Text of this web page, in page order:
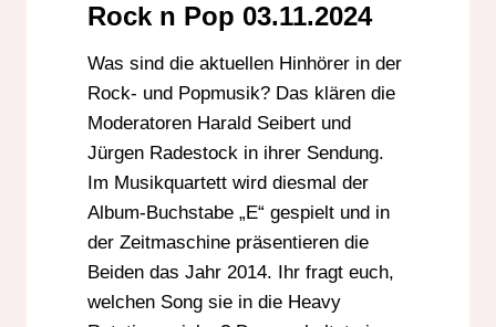
Rock n Pop 03.11.2024
Was sind die aktuellen Hinhörer in der
Rock- und Popmusik? Das klären die
Moderatoren Harald Seibert und
Jürgen Radestock in ihrer Sendung.
Im Musikquartett wird diesmal der
Album-Buchstabe „E“ gespielt und in
der Zeitmaschine präsentieren die
Beiden das Jahr 2014. Ihr fragt euch,
welchen Song sie in die Heavy